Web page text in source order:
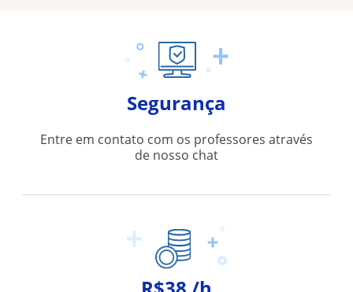
Segurança
Entre em contato com os professores através
de nosso chat